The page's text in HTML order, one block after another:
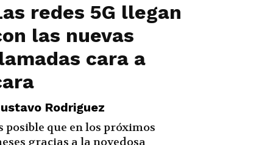
redes 5G llegan
las nuevas
cara a
Rodriguez
posible que en los próximos